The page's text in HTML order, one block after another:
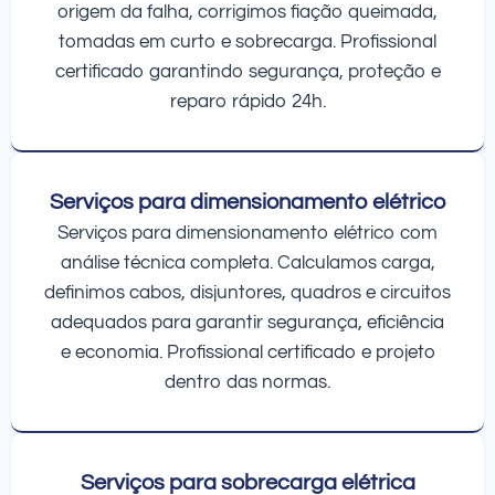
origem da falha, corrigimos fiação queimada,
tomadas em curto e sobrecarga. Profissional
certificado garantindo segurança, proteção e
reparo rápido 24h.
Serviços para dimensionamento elétrico
Serviços para dimensionamento elétrico com
análise técnica completa. Calculamos carga,
definimos cabos, disjuntores, quadros e circuitos
adequados para garantir segurança, eficiência
e economia. Profissional certificado e projeto
dentro das normas.
Serviços para sobrecarga elétrica